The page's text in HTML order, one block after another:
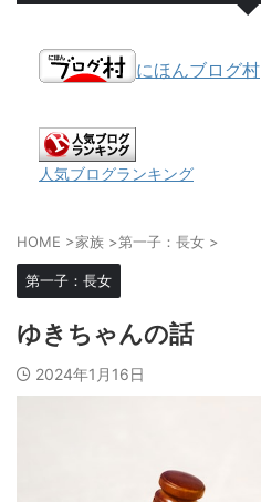
にほんブログ村
人気ブログランキング
HOME >家族 >第一子：長女 >
第一子：長女
ゆきちゃんの話
2024年1月16日